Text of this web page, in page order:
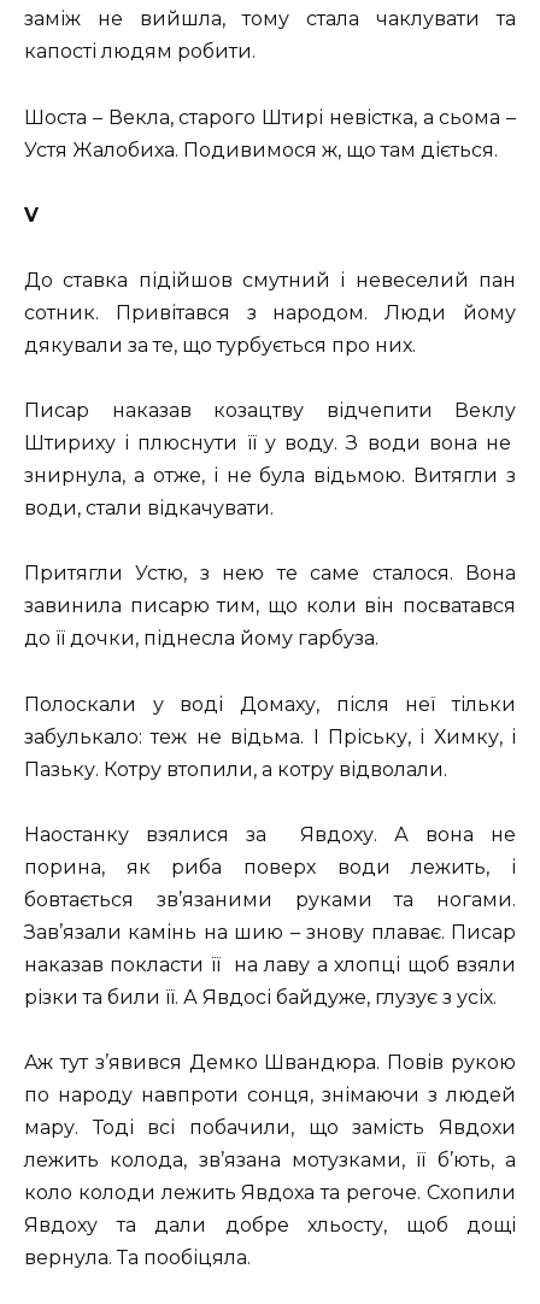
заміж не вийшла, тому стала чаклувати та
капості людям робити.
Шоста – Векла, старого Штирі невістка, а сьома –
Устя Жалобиха. Подивимося ж, що там діється.
V
До ставка підійшов смутний і невеселий пан
сотник. Привітався з народом. Люди йому
дякували за те, що турбується про них.
Писар наказав козацтву відчепити Веклу
Штириху і плюснути її у воду. З води вона не
знирнула, а отже, і не була відьмою. Витягли з
води, стали відкачувати.
Притягли Устю, з нею те саме сталося. Вона
завинила писарю тим, що коли він посватався
до її дочки, піднесла йому гарбуза.
Полоскали у воді Домаху, після неї тільки
забулькало: теж не відьма. І Пріську, і Химку, і
Пазьку. Котру втопили, а котру відволали.
Наостанку взялися за Явдоху. А вона не
порина, як риба поверх води лежить, і
бовтається зв’язаними руками та ногами.
Зав’язали камінь на шию – знову плаває. Писар
наказав покласти її на лаву а хлопці щоб взяли
різки та били її. А Явдосі байдуже, глузує з усіх.
Аж тут з’явився Демко Швандюра. Повів рукою
по народу навпроти сонця, знімаючи з людей
мару. Тоді всі побачили, що замість Явдохи
лежить колода, зв’язана мотузками, її б’ють, а
коло колоди лежить Явдоха та регоче. Схопили
Явдоху та дали добре хльосту, щоб дощі
вернула. Та пообіцяла.